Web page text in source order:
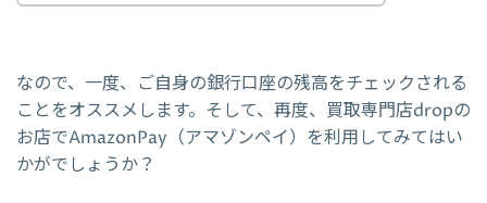
なので、一度、ご自身の銀行口座の残高をチェックされる
ことをオススメします。そして、再度、買取専門店dropの
お店でAmazonPay（アマゾンペイ）を利用してみてはい
かがでしょうか？